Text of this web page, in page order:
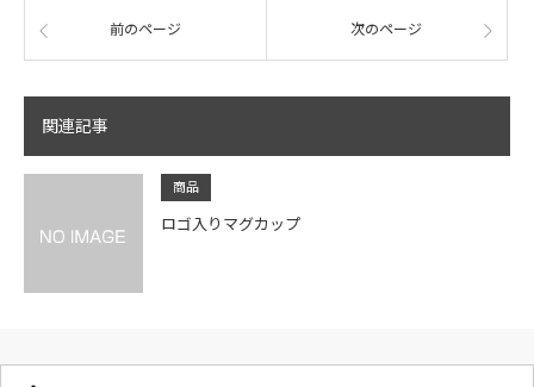
前のページ 次のページ
関連記事
商品
ロゴ入りマグカップ